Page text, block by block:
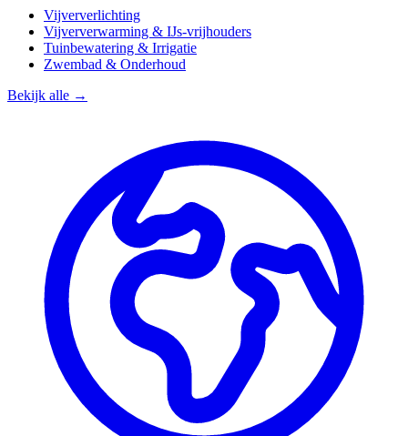
Vijververlichting
Vijververwarming & IJs-vrijhouders
Tuinbewatering & Irrigatie
Zwembad & Onderhoud
Bekijk alle →